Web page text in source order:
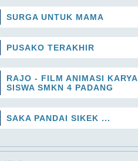
SURGA UNTUK MAMA
PUSAKO TERAKHIR
RAJO - FILM ANIMASI KARYA
SISWA SMKN 4 PADANG
SAKA PANDAI SIKEK ...